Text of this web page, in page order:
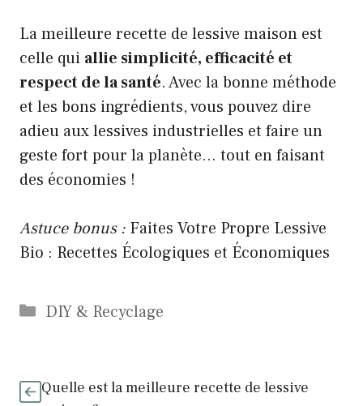
La meilleure recette de lessive maison est
celle qui allie simplicité, efficacité et
respect de la santé. Avec la bonne méthode
et les bons ingrédients, vous pouvez dire
adieu aux lessives industrielles et faire un
geste fort pour la planète… tout en faisant
des économies !
Astuce bonus : Faites Votre Propre Lessive
Bio : Recettes Écologiques et Économiques
Catégories
DIY & Recyclage
Quelle est la meilleure recette de lessive